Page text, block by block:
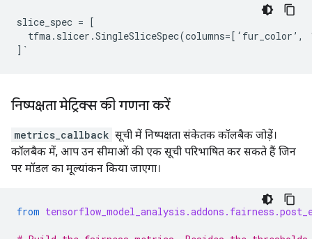
slice_spec =
[
tfma. slicer .SingleSliceSpec(columns= [ ‘ fur_color ’ ,
] `
निष्पक्षता मेट्रिक्स की गणना करें
metrics_callback सूची में निष्पक्षता संकेतक कॉलबैक जोड़ें।
कॉलबैक में, आप उन सीमाओं की एक सूची परिभाषित कर सकते हैं जिन
पर मॉडल का मूल्यांकन किया जाएगा।
from